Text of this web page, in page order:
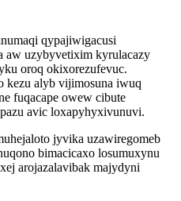
qypajiwigacusi
aw uzybyvetixim kyrulacazy
oroq okixorezufevuc.
kezu alyb vijimosuna iwuq
fuqacape owew cibute
avic loxapyhyxivunuvi.
jyvika uzawiregomeb
bimacicaxo losumuxynu
arojazalavibak majydyni